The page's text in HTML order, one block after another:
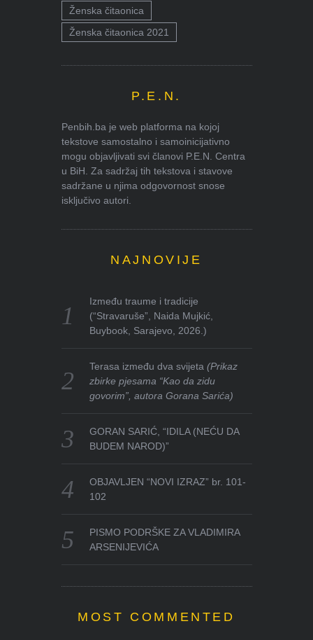
Ženska čitaonica
Ženska čitaonica 2021
P.E.N.
Penbih.ba je web platforma na kojoj
tekstove samostalno i samoinicijativno
mogu objavljivati svi članovi P.E.N. Centra
u BiH. Za sadržaj tih tekstova i stavove
sadržane u njima odgovornost snose
isključivo autori.
NAJNOVIJE
Između traume i tradicije
(“Stravaruše”, Naida Mujkić,
Buybook, Sarajevo, 2026.)
Terasa između dva svijeta(Prikaz
zbirke pjesama “Kao da zidu
govorim”, autora Gorana Sarića)
GORAN SARIĆ, “IDILA (NEĆU DA
BUDEM NAROD)”
OBJAVLJEN “NOVI IZRAZ” br. 101-
102
PISMO PODRŠKE ZA VLADIMIRA
ARSENIJEVIĆA
MOST COMMENTED